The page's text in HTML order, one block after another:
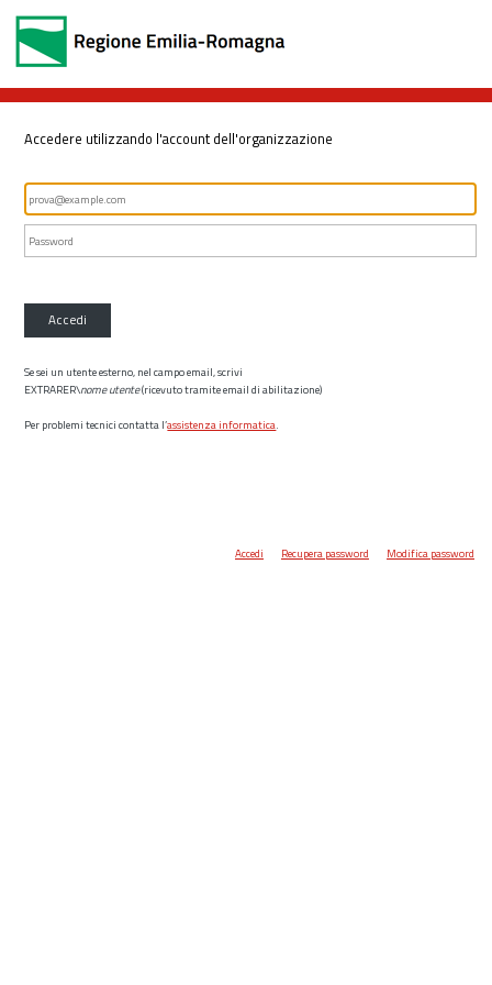
Accedere utilizzando l'account dell'organizzazione
Accedi
Se sei un utente esterno, nel campo email, scrivi
EXTRARER\nome utente(ricevuto tramite email di abilitazione)
Per problemi tecnici contatta l’assistenza informatica.
Accedi Recupera password Modifica password